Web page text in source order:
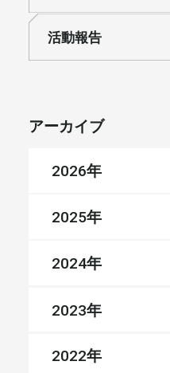
活動報告
アーカイブ
2026年
2025年
2024年
2023年
2022年